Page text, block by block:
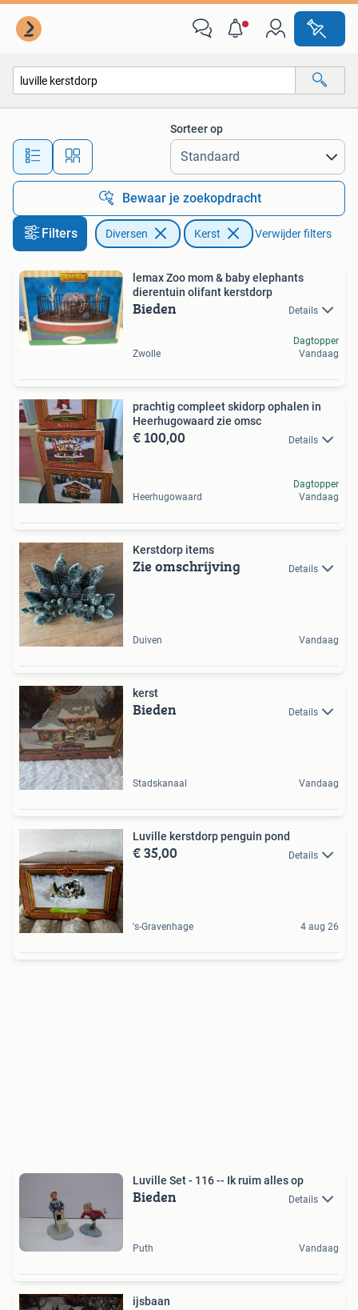
Alle afstanden…
Sorteer op
Bewaar je zoekopdracht
Filters Diversen Kerst Verwijder filters
lemax Zoo mom & baby elephants
dierentuin olifant kerstdorp
Bieden Details
Zwolle
Dagtopper
Vandaag
prachtig compleet skidorp ophalen in
Heerhugowaard zie omsc
€ 100,00 Details
Heerhugowaard
Dagtopper
Vandaag
Kerstdorp items
Zie omschrijving Details
Duiven Vandaag
kerst
Bieden Details
Stadskanaal Vandaag
Luville kerstdorp penguin pond
€ 35,00 Details
's-Gravenhage 4 aug 26
Luville Set - 116 -- Ik ruim alles op
Bieden Details
Puth Vandaag
ijsbaan